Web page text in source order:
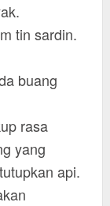
tin sardin.
buang
rasa
yang
api.